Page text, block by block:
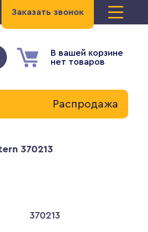
Заказать звонок
В вашей корзине
нет товаров
Распродажа
370213
370213